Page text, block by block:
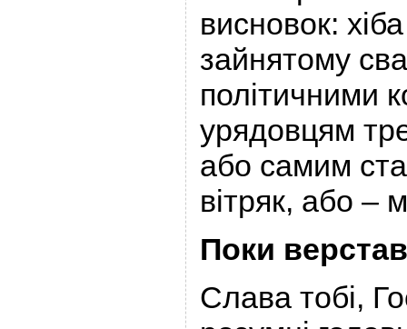
висновок:
зайнятому
політичними
урядовцям
або самим
вітряк, або –
Поки
Слава тобі,